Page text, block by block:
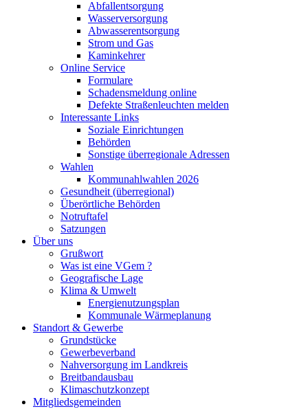
Abfallentsorgung
Wasserversorgung
Abwasserentsorgung
Strom und Gas
Kaminkehrer
Online Service
Formulare
Schadensmeldung online
Defekte Straßenleuchten melden
Interessante Links
Soziale Einrichtungen
Behörden
Sonstige überregionale Adressen
Wahlen
Kommunahlwahlen 2026
Gesundheit (überregional)
Überörtliche Behörden
Notruftafel
Satzungen
Über uns
Grußwort
Was ist eine VGem ?
Geografische Lage
Klima & Umwelt
Energienutzungsplan
Kommunale Wärmeplanung
Standort & Gewerbe
Grundstücke
Gewerbeverband
Nahversorgung im Landkreis
Breitbandausbau
Klimaschutzkonzept
Mitgliedsgemeinden